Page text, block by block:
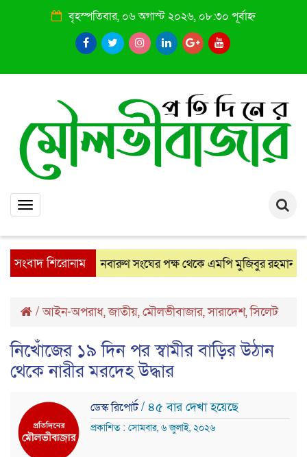
বৃহস্পতিবার, ০৬ অগাস্ট ২০২৬, ০৮:৩০ পূর্বাহ্ন
Toggle
সংবাদ শিরোনামনবারুণ সংঘের পক্ষ থেকে এমপি মুজিবুর রহমান চৌধুরীকে
/আইন-অপরাধ,জাতীয়,মৌলভীবাজার,সারাদেশ,সিলেট
নিখোঁজের ১৯ দিন পর স্বামীর বাড়ির উঠান
থেকে নারীর মরদেহ উদ্ধার
ডেস্ক রিপোর্ট/ ৪৫ বার দেখা হয়েছে
প্রকাশিত : সোমবার, ৬ জুলাই, ২০২৬